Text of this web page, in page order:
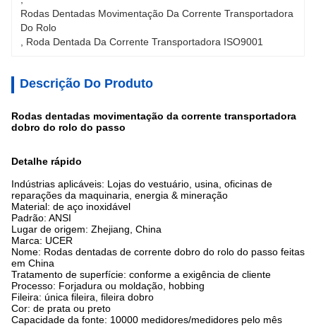
Rodas Dentadas Movimentação Da Corrente Transportadora
Do Rolo
Roda Dentada Da Corrente Transportadora ISO9001
Descrição Do Produto
Rodas dentadas movimentação da corrente transportadora
dobro do rolo do passo
Detalhe rápido
Indústrias aplicáveis: Lojas do vestuário, usina, oficinas de
reparações da maquinaria, energia & mineração
Material: de aço inoxidável
Padrão: ANSI
Lugar de origem: Zhejiang, China
Marca: UCER
Nome: Rodas dentadas de corrente dobro do rolo do passo feitas
em China
Tratamento de superfície: conforme a exigência de cliente
Processo: Forjadura ou moldação, hobbing
Fileira: única fileira, fileira dobro
Cor: de prata ou preto
Capacidade da fonte: 10000 medidores/medidores pelo mês